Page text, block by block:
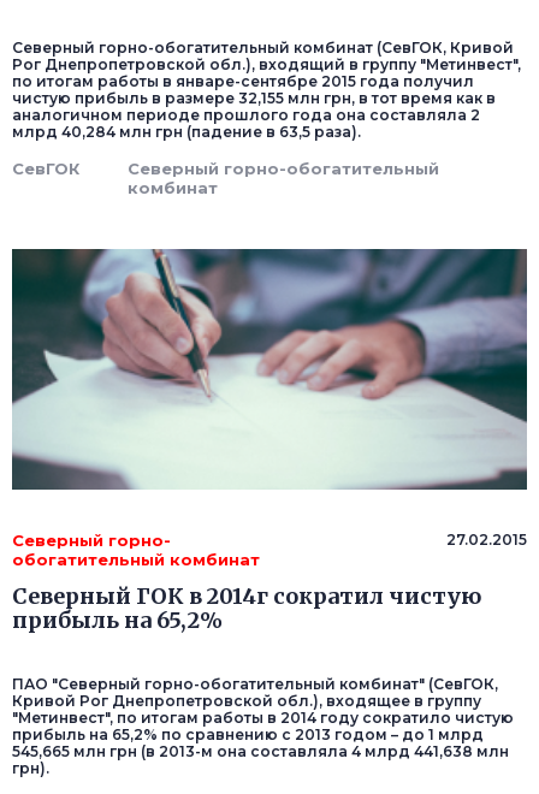
Северный горно-обогатительный комбинат (СевГОК, Кривой
Рог Днепропетровской обл.), входящий в группу "Метинвест",
по итогам работы в январе-сентябре 2015 года получил
чистую прибыль в размере 32,155 млн грн, в тот время как в
аналогичном периоде прошлого года она составляла 2
млрд 40,284 млн грн (падение в 63,5 раза).
СевГОК
Северный горно-обогатительный
комбинат
Северный горно-
обогатительный комбинат
27.02.2015
Северный ГОК в 2014г сократил чистую
прибыль на 65,2%
ПАО "Северный горно-обогатительный комбинат" (СевГОК,
Кривой Рог Днепропетровской обл.), входящее в группу
"Метинвест", по итогам работы в 2014 году сократило чистую
прибыль на 65,2% по сравнению с 2013 годом – до 1 млрд
545,665 млн грн (в 2013-м она составляла 4 млрд 441,638 млн
грн).